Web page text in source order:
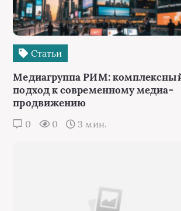
Статьи
Медиагруппа РИМ:
подход к современному медиа-
продвижению
0 0 3 мин.